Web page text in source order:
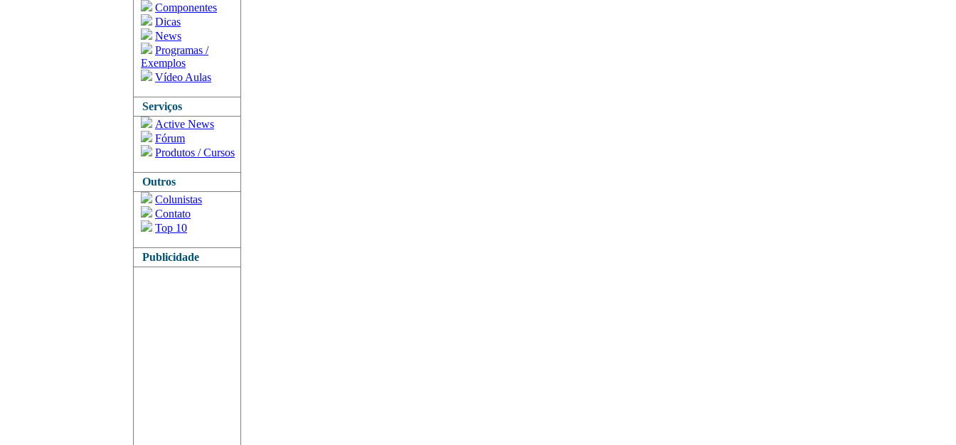
Componentes
Dicas
News
Programas /
Exemplos
Vídeo Aulas
Serviços
Active News
Fórum
Produtos / Cursos
Outros
Colunistas
Contato
Top 10
Publicidade